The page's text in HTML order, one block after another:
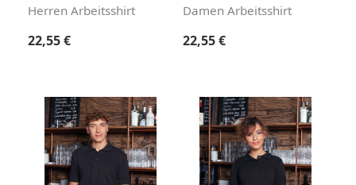
Herren Arbeitsshirt
Regulärer Preis:
22,55 €
Damen Arbeitsshirt
Regulärer Preis:
22,55 €